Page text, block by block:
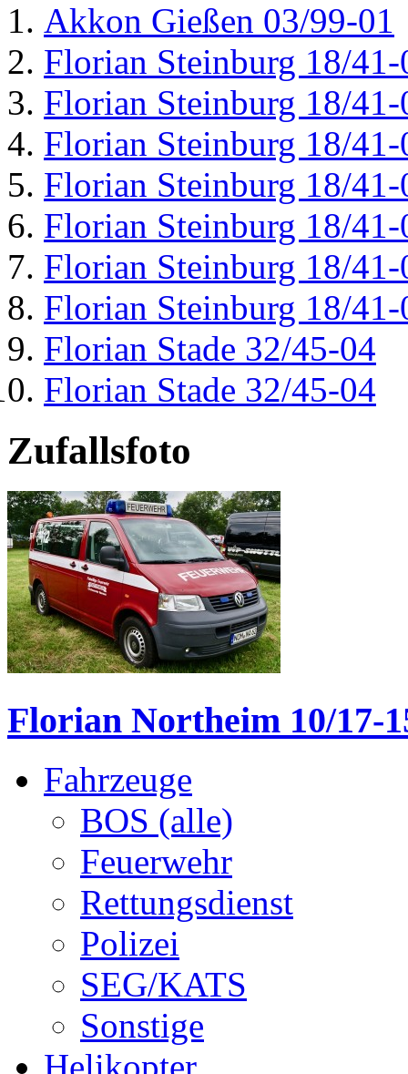
Akkon Gießen 03/99-01
Florian Steinburg 18/41-
Florian Steinburg 18/41-
Florian Steinburg 18/41-
Florian Steinburg 18/41-
Florian Steinburg 18/41-
Florian Steinburg 18/41-
Florian Steinburg 18/41-
Florian Stade 32/45-04
Florian Stade 32/45-04
Zufallsfoto
Florian Northeim 10/17-
Fahrzeuge
BOS (alle)
Feuerwehr
Rettungsdienst
Polizei
SEG/KATS
Sonstige
Helikopter